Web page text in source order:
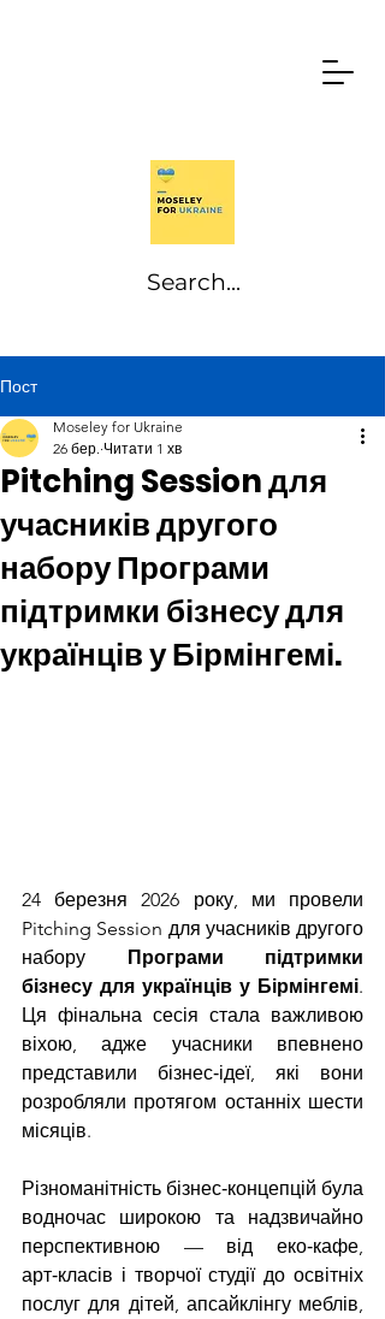
Пост
Pitching Session для
учасників другого
набору Програми
підтримки бізнесу для
українців у Бірмінгемі.
Moseley for Ukraine
26 бер. Читати 1 хв
24 березня 2026 року, ми провели
Pitching Session для учасників другого
набору Програми підтримки
бізнесу для українців у Бірмінгемі.
Ця фінальна сесія стала важливою
віхою, адже учасники впевнено
представили бізнес‑ідеї, які вони
розробляли протягом останніх шести
місяців.
Різноманітність бізнес‑концепцій була
водночас широкою та надзвичайно
перспективною — від еко‑кафе,
арт‑класів і творчої студії до освітніх
послуг для дітей, апсайклінгу меблів,